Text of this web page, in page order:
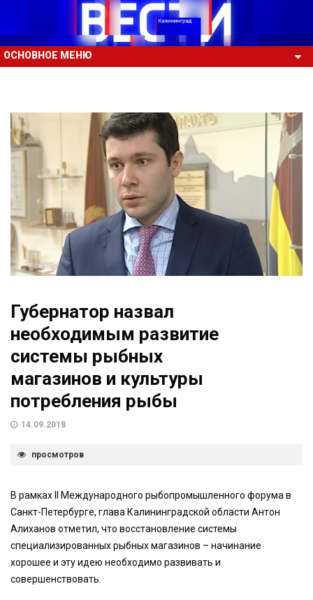
ОСНОВНОЕ МЕНЮ
Губернатор назвал
необходимым развитие
системы рыбных
магазинов и культуры
потребления рыбы
14.09.2018
просмотров
В рамках II Международного рыбопромышленного форума в
Санкт-Петербурге, глава Калининградской области Антон
Алиханов отметил, что восстановление системы
специализированных рыбных магазинов – начинание
хорошее и эту идею необходимо развивать и
совершенствовать.